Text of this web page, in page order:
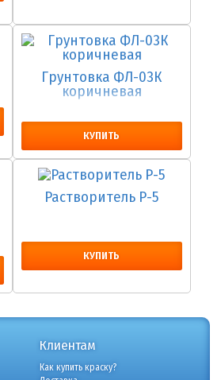
Грунтовка ФЛ-03К
коричневая
КУПИТЬ
Растворитель Р-5
КУПИТЬ
Клиентам
Как купить краску?